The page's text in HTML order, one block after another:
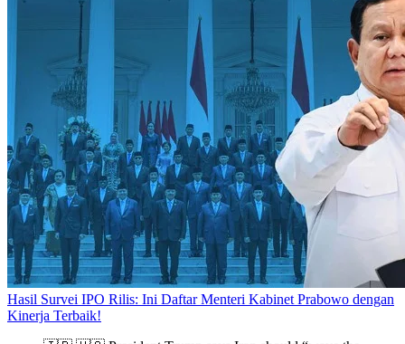
Hasil Survei IPO Rilis: Ini Daftar Menteri Kabinet Prabowo dengan
Kinerja Terbaik!